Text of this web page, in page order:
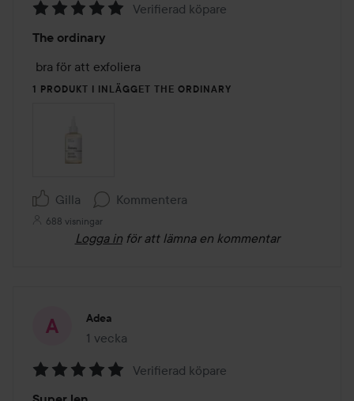
5
av
5
Verifierad köpare
The ordinary
bra för att exfoliera
1 PRODUKT I INLÄGGET THE ORDINARY
Gilla Kommentera
688 visningar
Logga in för att lämna en kommentar
Adea
1 vecka
Inlägget skapades 1 vecka
Verifierad köpare